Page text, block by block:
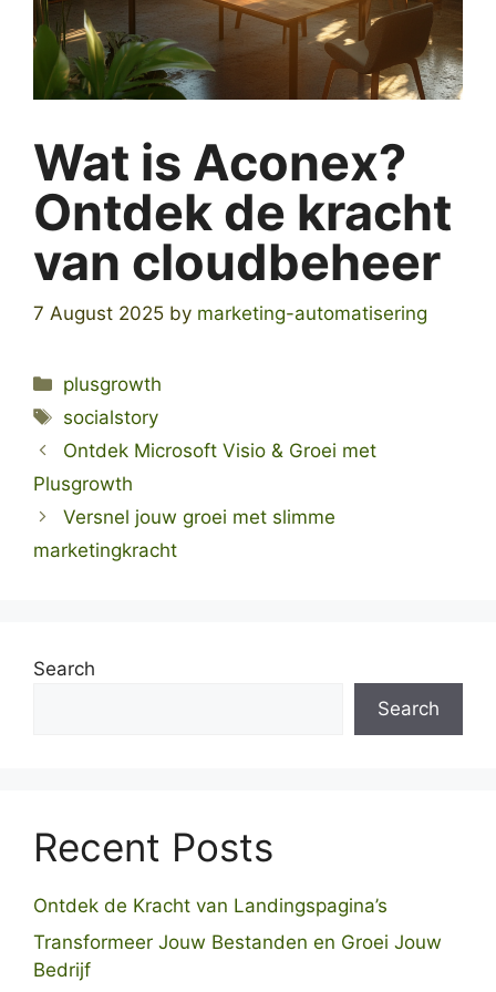
Wat is Aconex?
Ontdek de kracht
van cloudbeheer
7 August 2025 by marketing-automatisering
Categories
plusgrowth
Tags
socialstory
Ontdek Microsoft Visio & Groei met
Plusgrowth
Versnel jouw groei met slimme
marketingkracht
Search
Search
Recent Posts
Ontdek de Kracht van Landingspagina’s
Transformeer Jouw Bestanden en Groei Jouw
Bedrijf